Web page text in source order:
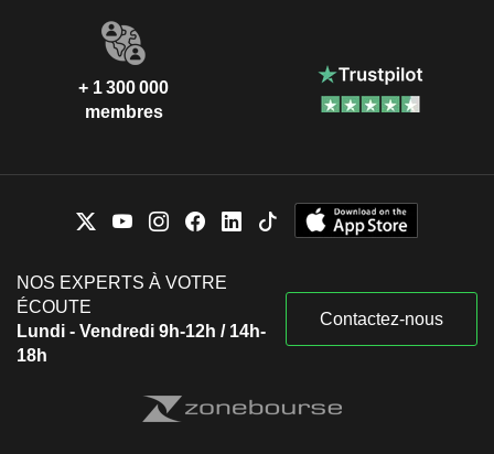
+ 1 300 000
membres
NOS EXPERTS À VOTRE
ÉCOUTE
Lundi - Vendredi 9h-12h / 14h-
18h
Contactez-nous